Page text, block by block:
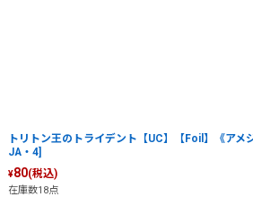
トリトン王のトライデント【UC】【Foil】《アメ
JA・4]
¥80(税込)
在庫数18点